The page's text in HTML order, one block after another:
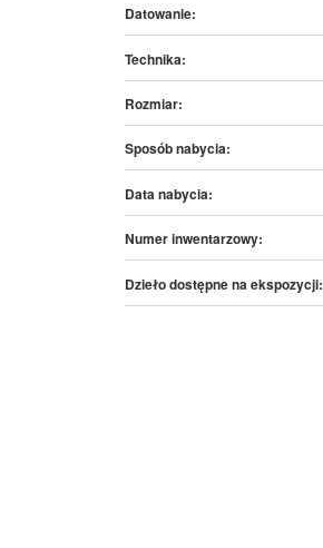
Datowanie:
Technika:
Rozmiar:
Sposób nabycia:
Data nabycia:
Numer inwentarzowy:
Dzieło dostępne na ekspozycji: